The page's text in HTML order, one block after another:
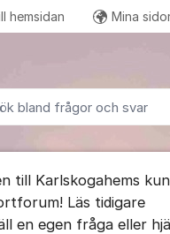
bland alla inlägg
hemsidan Mina
till Karlskogahems
Läs tidigare
en egen fråga eller